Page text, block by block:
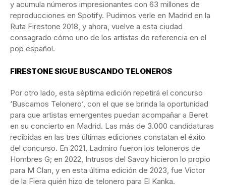
y acumula números impresionantes con 63 millones de
reproducciones en Spotify. Pudimos verle en Madrid en la
Ruta Firestone 2018, y ahora, vuelve a esta ciudad
consagrado cómo uno de los artistas de referencia en el
pop español.
FIRESTONE SIGUE BUSCANDO TELONEROS
Por otro lado, esta séptima edición repetirá el concurso
‘Buscamos Telonero’, con el que se brinda la oportunidad
para que artistas emergentes puedan acompañar a Beret
en su concierto en Madrid. Las más de 3.000 candidaturas
recibidas en las tres últimas ediciones constatan el éxito
del concurso. En 2021, Ladmiro fueron los teloneros de
Hombres G; en 2022, Intrusos del Savoy hicieron lo propio
para M Clan, y en esta última edición de 2023, fue Víctor
de la Fiera quién hizo de telonero para El Kanka.